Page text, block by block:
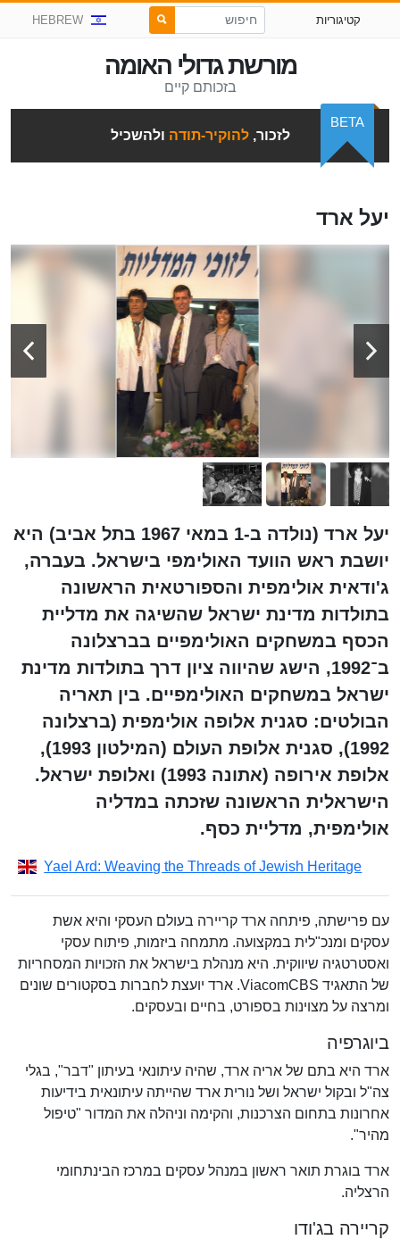
קטיגוריות HEBREW
מורשת גדולי האומה
בזכותם קיים
לזכור,להוקיר-תודה ולהשכיל
BETA
יעל ארד
יעל ארד (נולדה ב-1 במאי 1967 בתל אביב) היא
יושבת ראש הוועד האולימפי בישראל. בעברה,
ג'ודאית אולימפית והספורטאית הראשונה
בתולדות מדינת ישראל שהשיגה את מדליית
הכסף במשחקים האולימפיים בברצלונה
ב־1992, הישג שהיווה ציון דרך בתולדות מדינת
ישראל במשחקים האולימפיים. בין תאריה
הבולטים: סגנית אלופה אולימפית (ברצלונה
1992), סגנית אלופת העולם (המילטון 1993),
אלופת אירופה (אתונה 1993) ואלופת ישראל.
הישראלית הראשונה שזכתה במדליה
אולימפית, מדליית כסף.
Yael Ard: Weaving the Threads of Jewish Heritage
עם פרישתה, פיתחה ארד קריירה בעולם העסקי והיא אשת
עסקים ומנכ"לית במקצועה. מתמחה ביזמות, פיתוח עסקי
ואסטרטגיה שיווקית. היא מנהלת בישראל את הזכויות המסחריות
של התאגיד ViacomCBS. ארד יועצת לחברות בסקטורים שונים
ומרצה על מצוינות בספורט, בחיים ובעסקים.
ביוגרפיה
ארד היא בתם של אריה ארד, שהיה עיתונאי בעיתון "דבר", בגלי
צה"ל ובקול ישראל ושל נורית ארד שהייתה עיתונאית בידיעות
אחרונות בתחום הצרכנות, והקימה וניהלה את המדור "טיפול
מהיר".
ארד בוגרת תואר ראשון במנהל עסקים במרכז הבינתחומי
הרצליה.
קריירה בג'ודו